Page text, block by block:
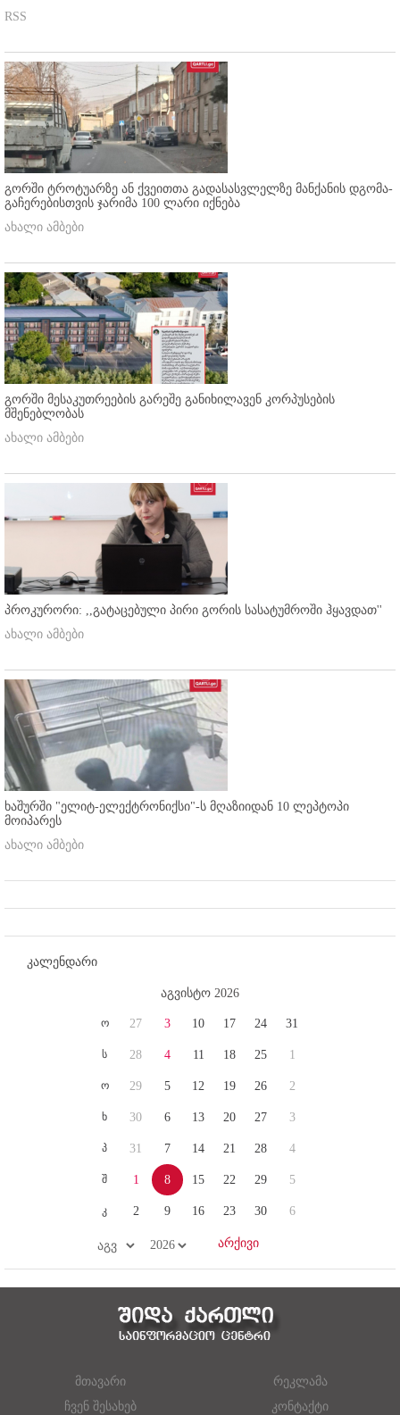
RSS
გორში ტროტუარზე ან ქვეითთა გადასასვლელზე მანქანის დგომა-
გაჩერებისთვის ჯარიმა 100 ლარი იქნება
ახალი ამბები
გორში მესაკუთრეების გარეშე განიხილავენ კორპუსების
მშენებლობას
ახალი ამბები
პროკურორი: ,,გატაცებული პირი გორის სასატუმროში ჰყავდათ''
ახალი ამბები
ხაშურში "ელიტ-ელექტრონიქსი"-ს მღაზიიდან 10 ლეპტოპი
მოიპარეს
ახალი ამბები
კალენდარი
აგვისტო 2026
ო
ს
ო
ხ
პ
შ
კ
27
28
29
30
31
1
2
3
4
5
6
7
8
9
10
11
12
13
14
15
16
17
18
19
20
21
22
23
24
25
26
27
28
29
30
31
1
2
3
4
5
6
მთავარი
რეკლამა
ჩვენ შესახებ
კონტაქტი